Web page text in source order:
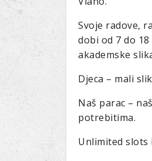
Svoje radove,
dobi od 7 do
akademske
Djeca – mali
Naš parac –
potrebitima.
Unlimited slots